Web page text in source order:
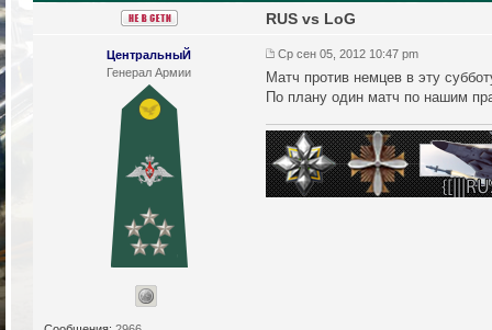
ЦентральныЙ
Генерал Армии
RUS vs LoG
Ср сен 05, 2012 10:47 pm
Матч против немцев в эту
По плану один матч по нашим